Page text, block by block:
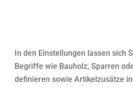
In den Einstellungen lassen sich
Begriffe wie Bauholz, Sparren
definieren sowie Artikelzusätze